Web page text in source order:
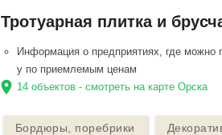
Тротуарная плитка и
Информация о предприятиях, где можно
у по приемлемым ценам
location_on 14 объектов - смотреть на карте Орска
Бордюры, поребрики